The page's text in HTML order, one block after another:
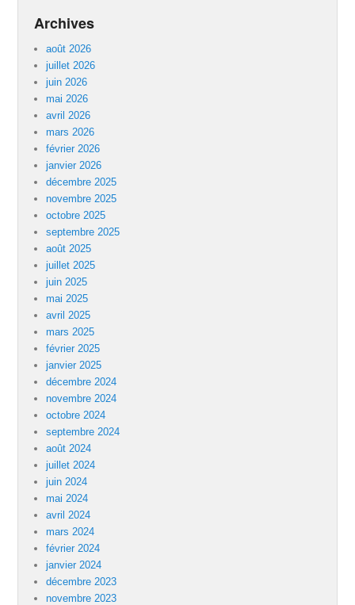
Archives
août 2026
juillet 2026
juin 2026
mai 2026
avril 2026
mars 2026
février 2026
janvier 2026
décembre 2025
novembre 2025
octobre 2025
septembre 2025
août 2025
juillet 2025
juin 2025
mai 2025
avril 2025
mars 2025
février 2025
janvier 2025
décembre 2024
novembre 2024
octobre 2024
septembre 2024
août 2024
juillet 2024
juin 2024
mai 2024
avril 2024
mars 2024
février 2024
janvier 2024
décembre 2023
novembre 2023